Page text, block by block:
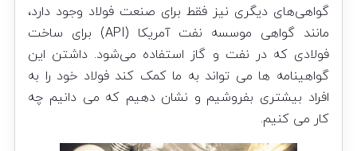
گواهی‌های دیگری نیز فقط برای صنعت فولاد وجود دارد،
مانند گواهی موسسه نفت آمریکا (API) برای ساخت
فولادی که در نفت و گاز استفاده می‌شود. داشتن این
گواهینامه ها می تواند به ما کمک کند فولاد خود را به
افراد بیشتری بفروشیم و نشان دهیم که می دانیم چه
کار می کنیم.